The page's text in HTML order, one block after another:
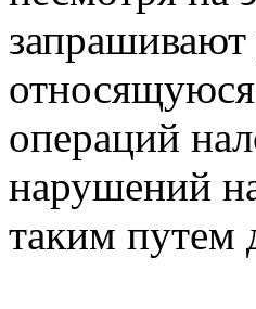
операций
нарушений
таким путем